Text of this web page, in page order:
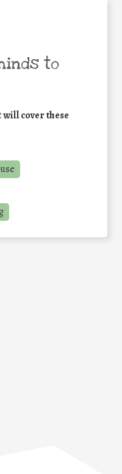
to
will cover these